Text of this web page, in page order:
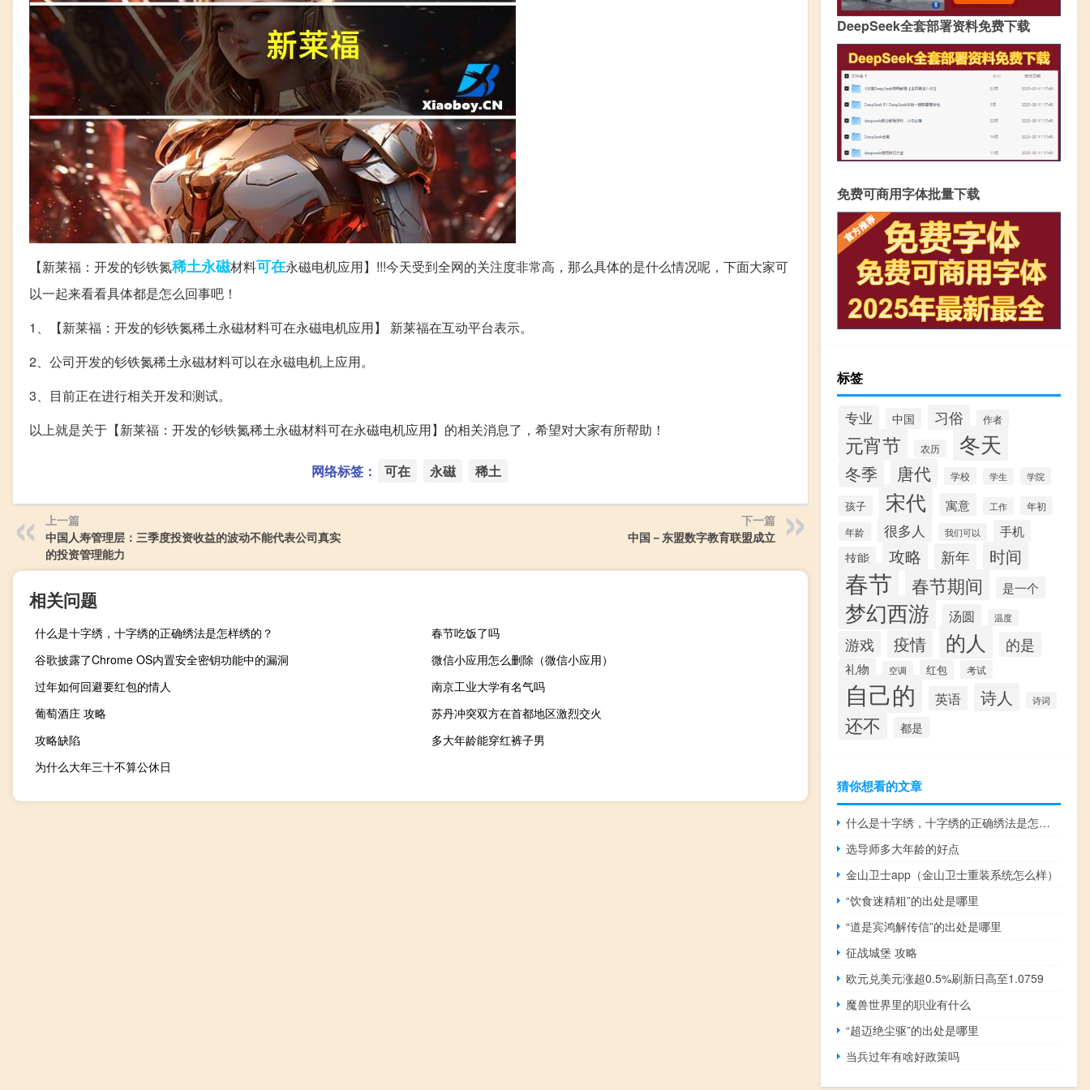
【新莱福：开发的钐铁氮稀土永磁材料可在永磁电机应用】!!!今天受到全网的关注度非常高，那么具体的是什么情况呢，下面大家可
以一起来看看具体都是怎么回事吧！
1、【新莱福：开发的钐铁氮稀土永磁材料可在永磁电机应用】 新莱福在互动平台表示。
2、公司开发的钐铁氮稀土永磁材料可以在永磁电机上应用。
3、目前正在进行相关开发和测试。
以上就是关于【新莱福：开发的钐铁氮稀土永磁材料可在永磁电机应用】的相关消息了，希望对大家有所帮助！
网络标签： 可在 永磁 稀土
上一篇
中国人寿管理层：三季度投资收益的波动不能代表公司真实
的投资管理能力
下一篇
中国－东盟数字教育联盟成立
相关问题
什么是十字绣，十字绣的正确绣法是怎样绣的？
春节吃饭了吗
谷歌披露了Chrome OS内置安全密钥功能中的漏洞
微信小应用怎么删除（微信小应用）
过年如何回避要红包的情人
南京工业大学有名气吗
葡萄酒庄 攻略
苏丹冲突双方在首都地区激烈交火
攻略缺陷
多大年龄能穿红裤子男
为什么大年三十不算公休日
DeepSeek全套部署资料免费下载
免费可商用字体批量下载
标签
专业 中国 习俗 作者
元宵节 农历 冬天
冬季 唐代 学校 学生 学院
孩子 宋代 寓意 工作
年初
年龄
很多人 我们可以
手机
技能
攻略 新年 时间
春节 春节期间 是一个
梦幻西游 汤圆 温度
游戏 疫情 的人 的是
礼物 空调 红包 考试
自己的 英语 诗人 诗词
还不 都是
猜你想看的文章
什么是十字绣，十字绣的正确绣法是怎样绣的？
选导师多大年龄的好点
金山卫士app（金山卫士重装系统怎么样）
“饮食迷精粗”的出处是哪里
“道是宾鸿解传信”的出处是哪里
征战城堡 攻略
欧元兑美元涨超0.5%刷新日高至1.0759
魔兽世界里的职业有什么
“超迈绝尘驱”的出处是哪里
当兵过年有啥好政策吗